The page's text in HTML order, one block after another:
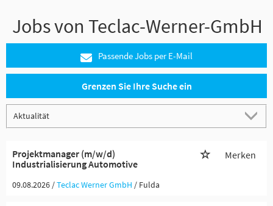
Jobs von Teclac-Werner-GmbH
Passende Jobs per E-Mail
Grenzen Sie Ihre Suche ein
Projektmanager (m/w/d)
Industrialisierung Automotive
Merken
09.08.2026 /Teclac Werner GmbH / Fulda